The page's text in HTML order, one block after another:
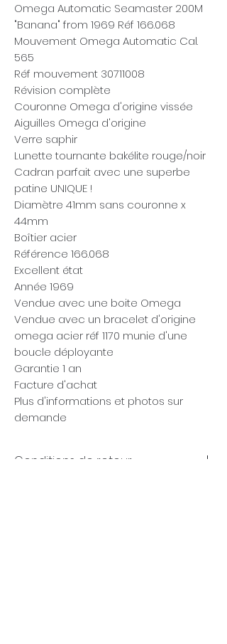
Omega Automatic Seamaster 200M
"Banana" from 1969 Réf 166.068
Mouvement Omega Automatic Cal.
565
Réf mouvement 30711008
Révision complète
Couronne Omega d'origine vissée
Aiguilles Omega d'origine
Verre saphir
Lunette tournante bakélite rouge/noir
Cadran parfait avec une superbe
patine UNIQUE !
Diamètre 41mm sans couronne x
44mm
Boîtier acier
Référence 166.068
Excellent état
Année 1969
Vendue avec une boite Omega
Vendue avec un bracelet d'origine
omega acier réf 1170 munie d'une
boucle déployante
Garantie 1 an
Facture d'achat
Plus d'informations et photos sur
demande
Conditions de retour